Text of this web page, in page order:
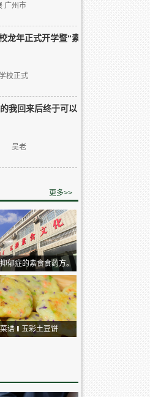
广州市
龙年正式开学暨“素
校正式
我回来后终于可以
吴老
更多>>
郁症的素食食药方。
谱 ‖ 五彩土豆饼